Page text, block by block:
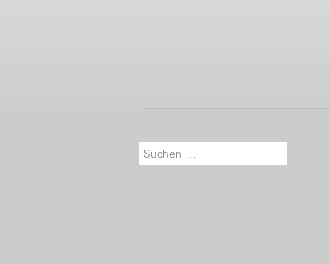
Suche nach: